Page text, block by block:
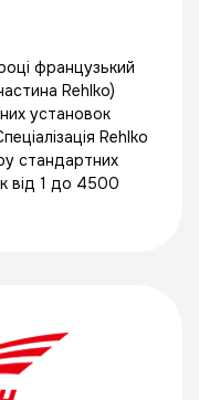
французький
Rehlko)
установок
Rehlko
стандартних
від 1 до 4500